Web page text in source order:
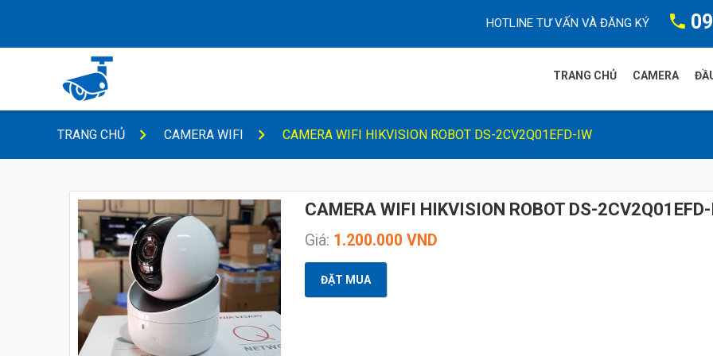
HOTLINE TƯ VẤN VÀ ĐĂNG KÝ
TRANG CHỦ CAMERA
Camera
TRANG CHỦ CAMERA WIFI CAMERA WIFI HIKVISION ROBOT DS-2CV2Q01EFD-IW
CAMERA WIFI HIKVISION ROBOT DS-
Giá: 1.200.000 VND
ĐẶT MUA